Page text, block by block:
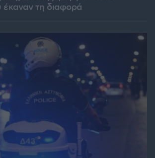
έκαναν τη διαφορά